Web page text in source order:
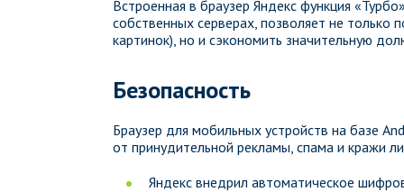
Встроенная в браузер Яндекс функция
собственных серверах, позволяет не только
картинок), но и сэкономить значительную
Безопасность
Браузер для мобильных устройств на базе
от принудительной рекламы, спама и кражи
Яндекс внедрил автоматическое